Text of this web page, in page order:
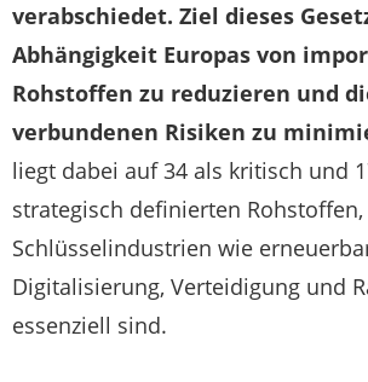
verabschiedet. Ziel dieses
Abhängigkeit Europas von
Rohstoffen zu reduzieren und
verbundenen Risiken zu
liegt dabei auf 34 als kritisch und
strategisch definierten
Schlüsselindustrien wie
Digitalisierung, Verteidigung und
essenziell sind.